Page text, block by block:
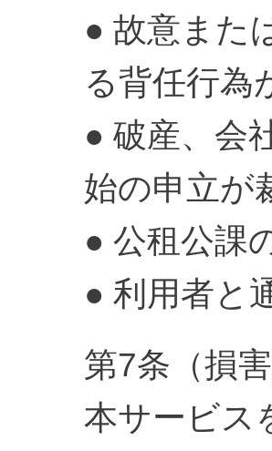
● 故意また
る背任行為
● 破産、会
始の申立が
● 公租公課
● 利用者と
第7条（損害
本サービス